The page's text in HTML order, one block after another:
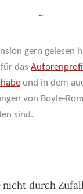
~
gern gele­sen
das
und in dem
von Boyle-
sind.
durch